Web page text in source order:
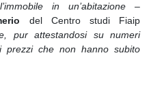
in un’abitazione –
del Centro studi Fiaip
pur attestandosi su numeri
prezzi che non hanno subito